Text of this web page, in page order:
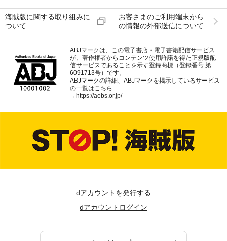
海賊版に関する取り組みに
ついて
お客さまのご利用端末から
の情報の外部送信について
ABJマークは、この電子書店・電子書籍配信サービス
が、著作権者からコンテンツ使用許諾を得た正規版配
信サービスであることを示す登録商標（登録番号 第
6091713号）です。
ABJマークの詳細、ABJマークを掲示しているサービス
の一覧はこちら
→https://aebs.or.jp/
dアカウントを発行する
dアカウントログイン